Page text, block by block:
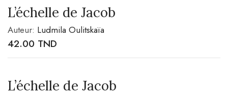
L’échelle de Jacob
Auteur: Ludmila Oulitskaïa
42.00 TND
L’échelle de Jacob